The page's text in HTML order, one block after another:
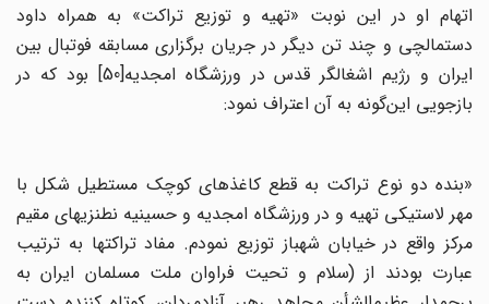
اتهام او در این نوبت «تهیه و توزیع تراکت» به همراه داود
دستمالچی و چند تن دیگر در جریان برگزاری مسابقه فوتبال بین
ایران و رژیم اشغالگر قدس در ورزشگاه امجدیه[50] بود که در
بازجویی این‌گونه به آن اعتراف نمود:
«بنده دو نوع تراکت به قطع کاغذهای کوچک مستطیل شکل با
مهر لاستیکی تهیه و در ورزشگاه امجدیه و حسینیه نطنزیهای مقیم
مرکز واقع در خیابان شهباز توزیع نمودم. مفاد تراکتها به ترتیب
عبارت بودند از (سلام و تحیت فراوان ملت مسلمان ایران به